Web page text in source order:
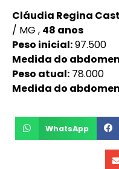
Cláudia Regina
/ MG , 48 anos
Peso inicial:97.500
Medida do
Peso atual: 78.000
Medida do
WhatsApp